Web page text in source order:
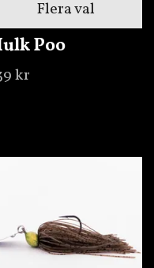
Flera val
Poo
kr